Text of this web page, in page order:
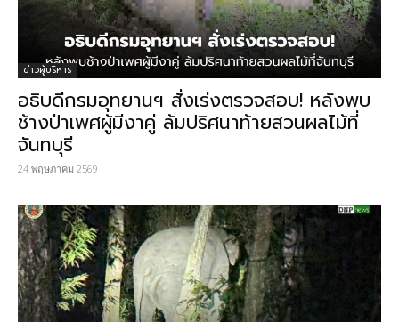
ข่าวผู้บริหาร
อธิบดีกรมอุทยานฯ สั่งเร่งตรวจสอบ! หลังพบ
ช้างป่าเพศผู้มีงาคู่ ล้มปริศนาท้ายสวนผลไม้ที่
จันทบุรี
24 พฤษภาคม 2569